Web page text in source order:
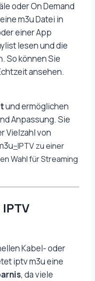
oder On Demand
m3u Datei in
einer App
lesen und die
So können Sie
ansehen.
und ermöglichen
Anpassung. Sie
Vielzahl von
–IPTV zu einer
Wahl für Streaming
Kabel- oder
iptv m3u eine
, da viele